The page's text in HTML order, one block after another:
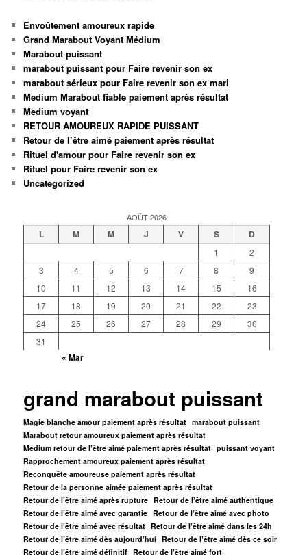
Envoûtement amoureux rapide
Grand Marabout Voyant Médium
Marabout puissant
marabout puissant pour Faire revenir son ex
marabout sérieux pour Faire revenir son ex mari
Medium Marabout fiable paiement après résultat
Medium voyant
RETOUR AMOUREUX RAPIDE PUISSANT
Retour de l’être aimé paiement après résultat
Rituel d'amour pour Faire revenir son ex
Rituel pour Faire revenir son ex
Uncategorized
AOÛT 2026
L M M J V S D
1
2
3
4 5 6 7 8
9
10
11 12 13 14 15
16
17
18 19 20 21 22
23
24
25 26 27 28 29
30
31
« Mar
grand marabout puissant
Magie blanche amour paiement après résultat marabout puissant
Marabout retour amoureux paiement après résultat
Medium retour de l’être aimé paiement après résultat puissant voyant
Rapprochement amoureux paiement après résultat
Reconquête amoureuse paiement après résultat
Retour de la personne aimée paiement après résultat
Retour de l’être aimé après rupture Retour de l’être aimé authentique
Retour de l’être aimé avec garantie Retour de l’être aimé avec photo
Retour de l’être aimé avec résultat Retour de l’être aimé dans les 24h
Retour de l’être aimé dès aujourd’hui Retour de l’être aimé dès ce soir
Retour de l’être aimé définitif Retour de l’être aimé fort